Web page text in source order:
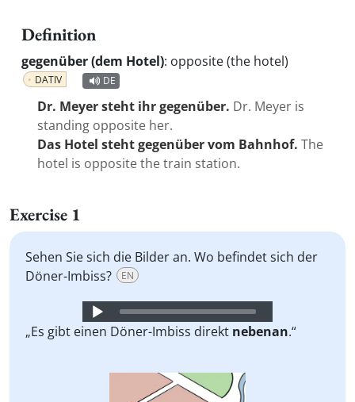
Definition
gegenüber (dem Hotel): opposite (the hotel)
DATIV DE
Dr. Meyer steht ihr gegenüber. Dr. Meyer is
standing opposite her.
Das Hotel steht gegenüber vom Bahnhof. The
hotel is opposite the train station.
Exercise 1
Sehen Sie sich die Bilder an. Wo befindet sich der
Döner-Imbiss?
EN
Audio
Player
„Es gibt einen Döner-Imbiss direkt nebenan.“